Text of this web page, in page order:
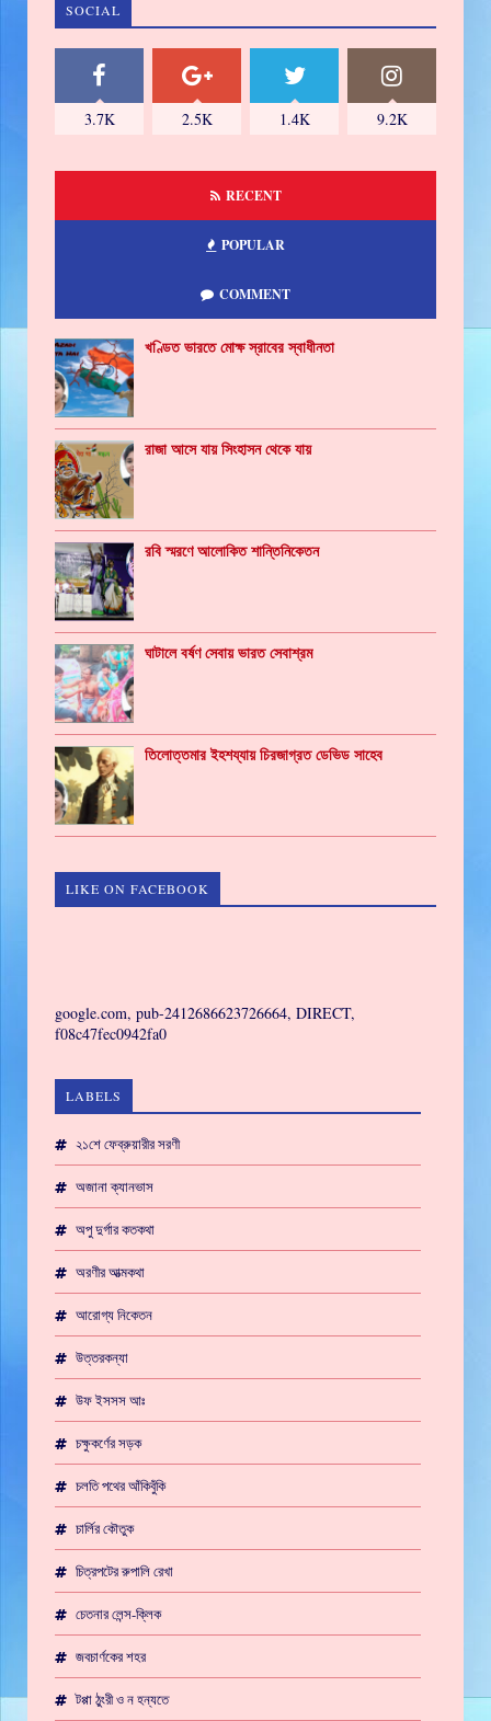
SOCIAL
3.7K 2.5K 1.4K 9.2K
RECENT
POPULAR
COMMENT
খণ্ডিত ভারতে মোক্ষ স্রাবের স্বাধীনতা
রাজা আসে যায় সিংহাসন থেকে যায়
রবি স্মরণে আলোকিত শান্তিনিকেতন
ঘাটালে বর্ষণ সেবায় ভারত সেবাশ্রম
তিলোত্তমার ইহশয্যায় চিরজাগ্রত ডেভিড সাহেব
LIKE ON FACEBOOK
google.com, pub-2412686623726664, DIRECT,
f08c47fec0942fa0
LABELS
২১শে ফেব্রুয়ারীর সরণী
অজানা ক্যানভাস
অপু দুর্গার কতকথা
অরণীর আত্মকথা
আরোগ্য নিকেতন
উত্তরকন্যা
উফ ইসসস আঃ
চক্ষুকর্ণের সড়ক
চলতি পথের আঁকিবুঁকি
চার্লির কৌতুক
চিত্রপটের রুপালি রেখা
চেতনার লেন্স-ক্লিক
জবচার্ণকের শহর
টপ্পা ঠুংরী ও ন হন্যতে